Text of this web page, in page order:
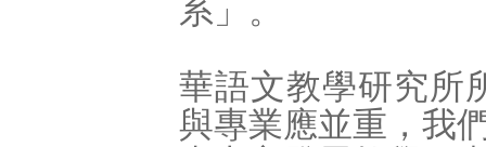
系」。
華語文教學研究所
與專業應並重，我